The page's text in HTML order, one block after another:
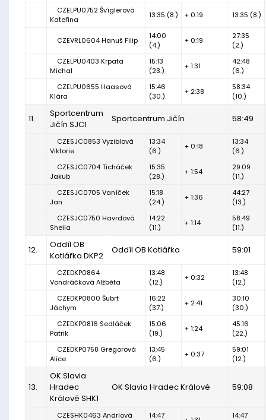
CZELPU0752 Švíglerová
Kateřina
13:35 (8.) + 0:19 13:35 (8.)
CZEVRL0604 Hanuš Filip
14:00
(4.)
+ 0:19
27:35
(2.)
CZELPU0403 Krpata
Michal
15:13
(23.)
+ 1:31
42:48
(6.)
CZELPU0655 Haasová
Klára
15:46
(30.)
+ 2:38
58:34
(10.)
11.
Sportcentrum
Jičín SJC1
Sportcentrum Jičín 58:49
CZESJC0853 Vyziblová
Viktorie
13:34
(6.)
+ 0:18
13:34
(6.)
CZESJC0704 Ticháček
Jakub
15:35
(28.)
+ 1:54
29:09
(11.)
CZESJC0705 Vaníček
Jan
15:18
(24.)
+ 1:36
44:27
(13.)
CZESJC0750 Havrdová
Sheila
14:22
(11.)
+ 1:14
58:49
(11.)
12.
Oddíl OB
Kotlářka DKP2
Oddíl OB Kotlářka 59:01
CZEDKP0864
Vondráčková Alžběta
13:48
(12.)
+ 0:32
13:48
(12.)
CZEDKP0800 Šubrt
Jáchym
16:22
(37.)
+ 2:41
30:10
(30.)
CZEDKP0816 Sedláček
Patrik
15:06
(19.)
+ 1:24
45:16
(22.)
CZEDKP0758 Gregorová
Alice
13:45
(6.)
+ 0:37
59:01
(12.)
13.
OK Slavia
Hradec
Králové SHK1
OK Slavia Hradec Králové 59:08
CZESHK0463 Andrlová 14:47 14:47